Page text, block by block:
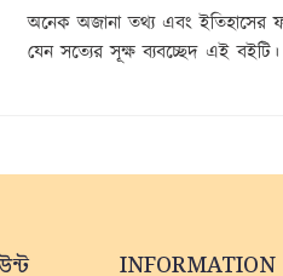
অনেক অজানা তথ্য এবং ইতিহাসের
যেন সত্যের সূক্ষ ব্যবচ্ছেদ এই
INFORMATION